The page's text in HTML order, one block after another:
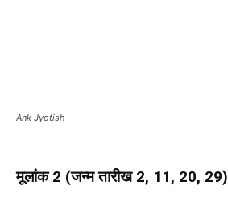
Ank Jyotish
मूलांक 2 (जन्म तारीख 2, 11, 20, 29)